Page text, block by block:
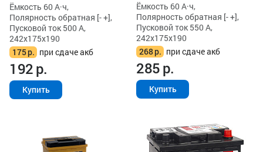
Ёмкость 60 А·ч,
Полярность обратная [- +],
Пусковой ток 500 А,
242x175x190
175р. при сдаче акб
192р.
Купить
Ёмкость 60 А·ч,
Полярность обратная [- +],
Пусковой ток 550 А,
242x175x190
268р. при сдаче акб
285р.
Купить